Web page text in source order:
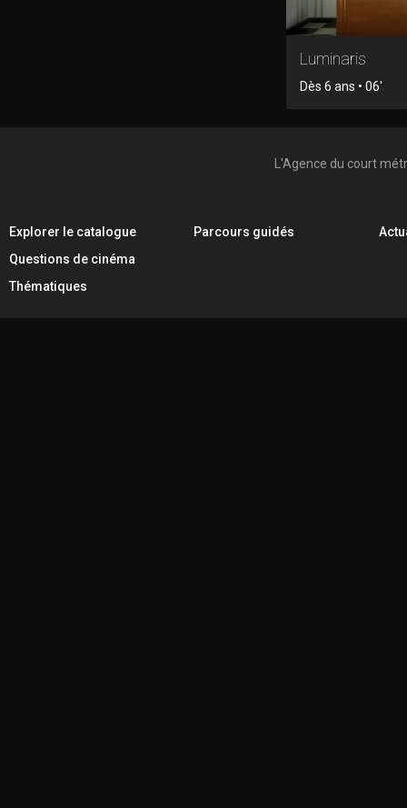
Luminaris
Dès 6 ans • 06'
L'Agence du court
Explorer le catalogue
Questions de cinéma
Thématiques
Parcours guidés